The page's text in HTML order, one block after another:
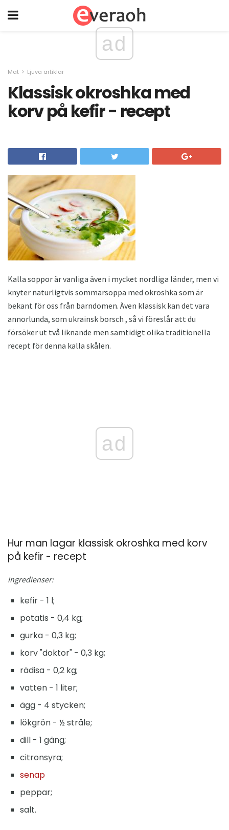
ad
Mat Ljuva artiklar
Klassisk okroshka med
korv på kefir - recept
Kalla soppor är vanliga även i mycket nordliga länder, men vi
knyter naturligtvis sommarsoppa med okroshka som är
bekant för oss från barndomen. Även klassisk kan det vara
annorlunda, som ukrainsk borsch , så vi föreslår att du
försöker ut två liknande men samtidigt olika traditionella
recept för denna kalla skålen.
ad
Hur man lagar klassisk okroshka med korv
på kefir - recept
ingredienser:
kefir - 1 l;
potatis - 0,4 kg;
gurka - 0,3 kg;
korv "doktor" - 0,3 kg;
rädisa - 0,2 kg;
vatten - 1 liter;
ägg - 4 stycken;
lökgrön - ½ stråle;
dill - 1 gäng;
citronsyra;
senap
peppar;
salt.